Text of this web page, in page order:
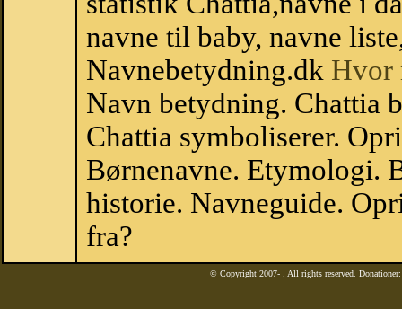
navne til baby, navne
Navnebetydning.dk Hvor
Navn betydning. Chattia
Chattia symboliserer.
Børnenavne. Etymologi.
historie. Navneguide.
fra?
© Copyright 2007- . All rights reserved.